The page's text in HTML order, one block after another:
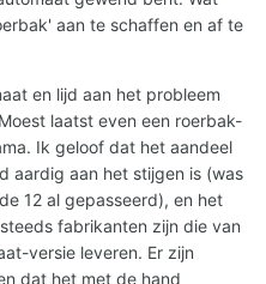
aan te schaffen en af te
en lijd aan het probleem
laatst even een roerbak-
Ik geloof dat het aandeel
aardig aan het stijgen is (was
12 al gepasseerd), en het
fabrikanten zijn die van
versie leveren. Er zijn
dat het met de hand